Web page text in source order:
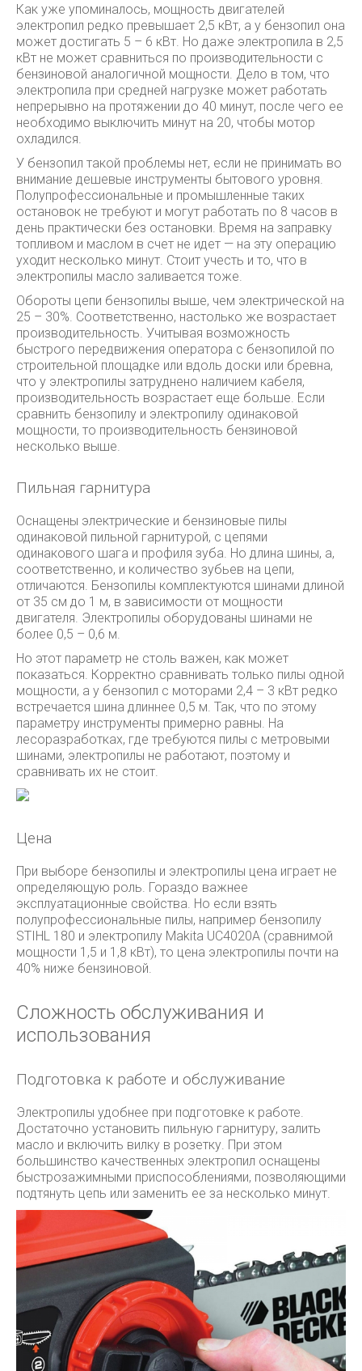
Как уже упоминалось, мощность двигателей
электропил редко превышает 2,5 кВт, а у бензопил она
может достигать 5 – 6 кВт. Но даже электропила в 2,5
кВт не может сравниться по производительности с
бензиновой аналогичной мощности. Дело в том, что
электропила при средней нагрузке может работать
непрерывно на протяжении до 40 минут, после чего ее
необходимо выключить минут на 20, чтобы мотор
охладился.
У бензопил такой проблемы нет, если не принимать во
внимание дешевые инструменты бытового уровня.
Полупрофессиональные и промышленные таких
остановок не требуют и могут работать по 8 часов в
день практически без остановки. Время на заправку
топливом и маслом в счет не идет — на эту операцию
уходит несколько минут. Стоит учесть и то, что в
электропилы масло заливается тоже.
Обороты цепи бензопилы выше, чем электрической на
25 – 30%. Соответственно, настолько же возрастает
производительность. Учитывая возможность
быстрого передвижения оператора с бензопилой по
строительной площадке или вдоль доски или бревна,
что у электропилы затруднено наличием кабеля,
производительность возрастает еще больше. Если
сравнить бензопилу и электропилу одинаковой
мощности, то производительность бензиновой
несколько выше.
Пильная гарнитура
Оснащены электрические и бензиновые пилы
одинаковой пильной гарнитурой, с цепями
одинакового шага и профиля зуба. Но длина шины, а,
соответственно, и количество зубьев на цепи,
отличаются. Бензопилы комплектуются шинами длиной
от 35 см до 1 м, в зависимости от мощности
двигателя. Электропилы оборудованы шинами не
более 0,5 – 0,6 м.
Но этот параметр не столь важен, как может
показаться. Корректно сравнивать только пилы одной
мощности, а у бензопил с моторами 2,4 – 3 кВт редко
встречается шина длиннее 0,5 м. Так, что по этому
параметру инструменты примерно равны. На
лесоразработках, где требуются пилы с метровыми
шинами, электропилы не работают, поэтому и
сравнивать их не стоит.
Цена
При выборе бензопилы и электропилы цена играет не
определяющую роль. Гораздо важнее
эксплуатационные свойства. Но если взять
полупрофессиональные пилы, например бензопилу
STIHL 180 и электропилу Makita UC4020A (сравнимой
мощности 1,5 и 1,8 кВт), то цена электропилы почти на
40% ниже бензиновой.
Сложность обслуживания и
использования
Подготовка к работе и обслуживание
Электропилы удобнее при подготовке к работе.
Достаточно установить пильную гарнитуру, залить
масло и включить вилку в розетку. При этом
большинство качественных электропил оснащены
быстрозажимными приспособлениями, позволяющими
подтянуть цепь или заменить ее за несколько минут.